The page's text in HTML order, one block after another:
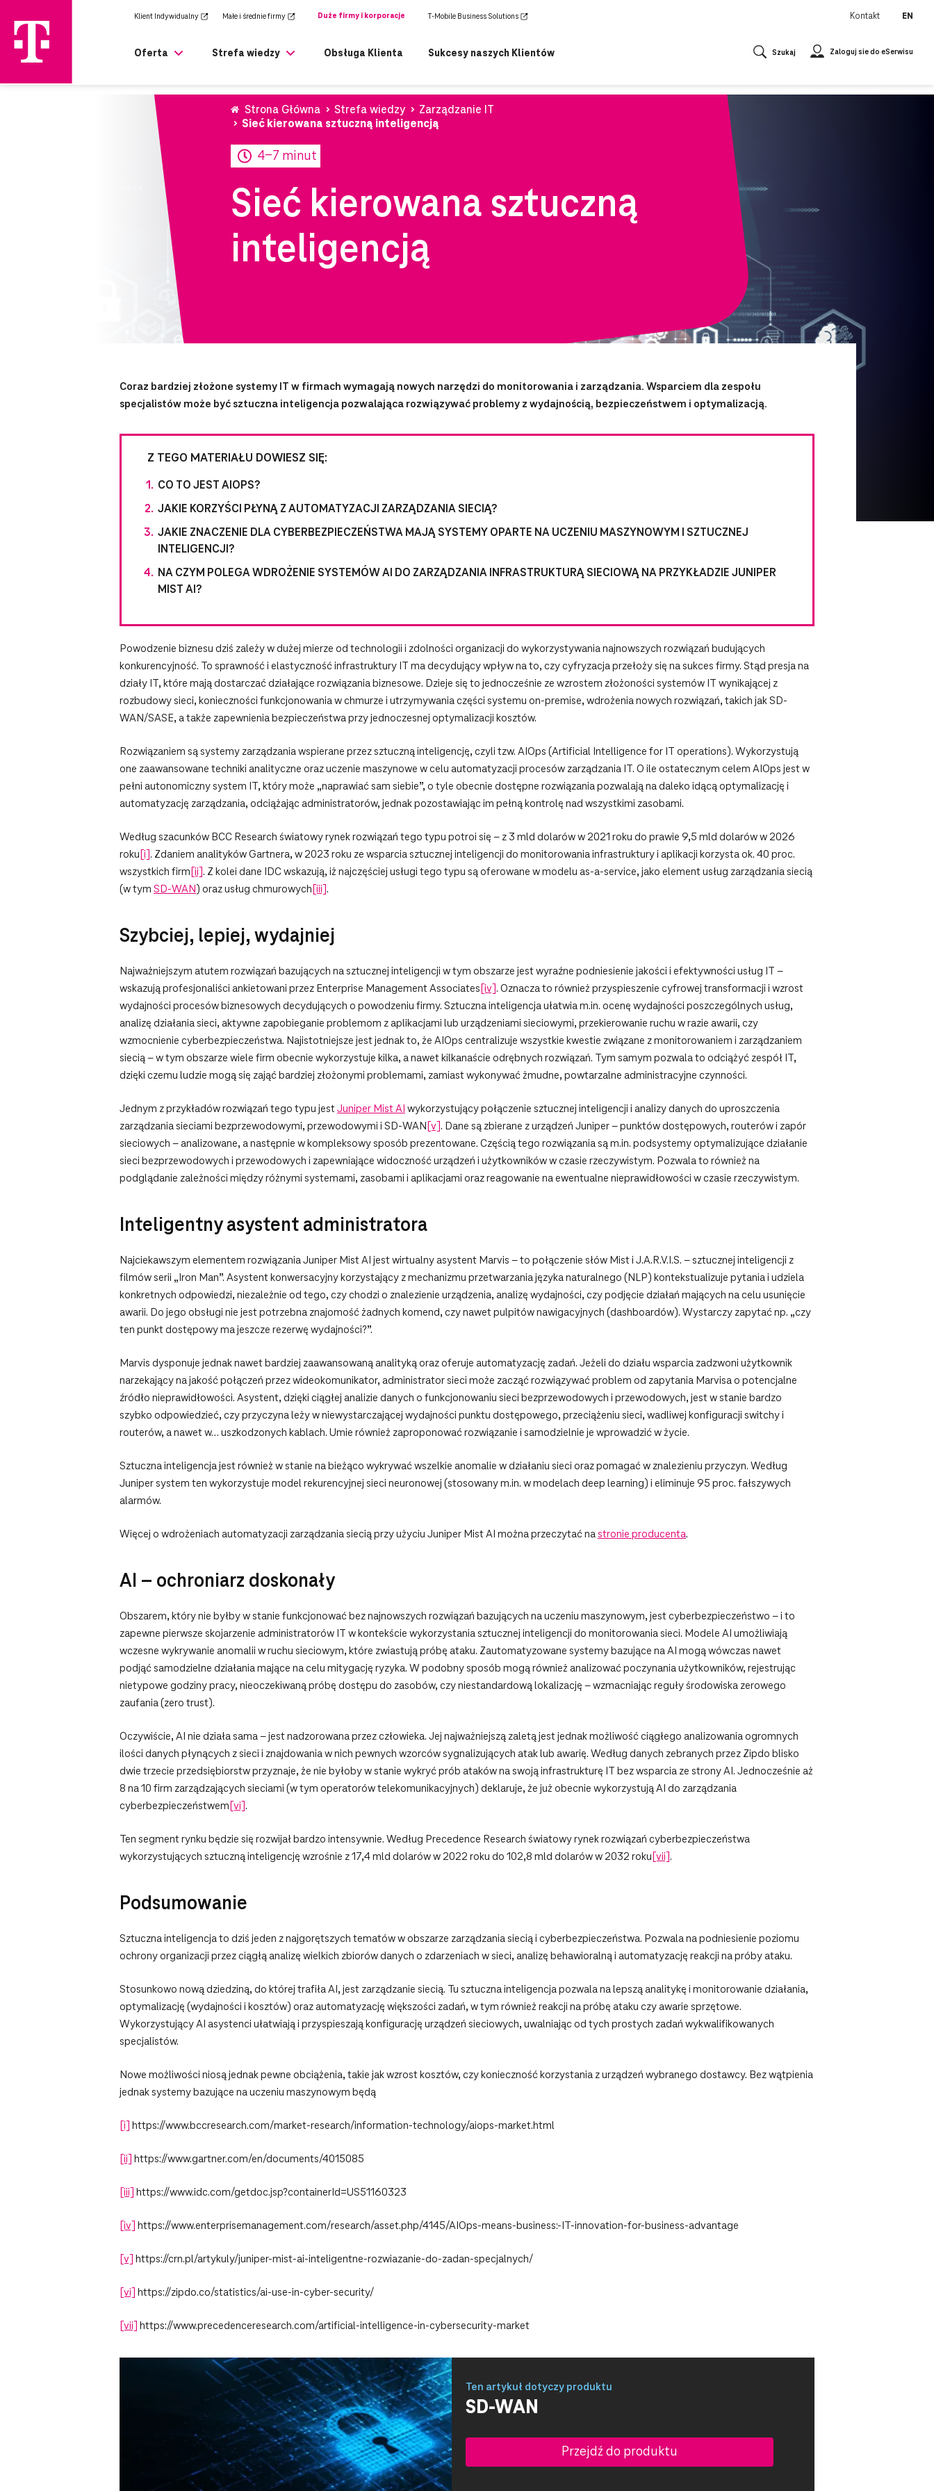
Klient Indywidualny Małe i średnie firmy Duże firmy i korporacje T-Mobile Business Solutions Kontakt EN
Oferta Strefa wiedzy Obsługa Klienta Sukcesy naszych Klientów Szukaj Zaloguj sie do eSerwisu
Strona Główna Strefa wiedzy
Zarządzanie IT
Sieć kierowana sztuczną inteligencją
4-7 minut
Sieć kierowana sztuczną
inteligencją
Coraz bardziej złożone systemy IT w firmach wymagają nowych narzędzi do monitorowania i zarządzania. Wsparciem dla zespołu
specjalistów może być sztuczna inteligencja pozwalająca rozwiązywać problemy z wydajnością, bezpieczeństwem i optymalizacją.
Z TEGO MATERIAŁU DOWIESZ SIĘ:
CO TO JEST AIOPS?
JAKIE KORZYŚCI PŁYNĄ Z AUTOMATYZACJI ZARZĄDZANIA SIECIĄ?
JAKIE ZNACZENIE DLA CYBERBEZPIECZEŃSTWA MAJĄ SYSTEMY OPARTE NA UCZENIU MASZYNOWYM I SZTUCZNEJ
INTELIGENCJI?
NA CZYM POLEGA WDROŻENIE SYSTEMÓW AI DO ZARZĄDZANIA INFRASTRUKTURĄ SIECIOWĄ NA PRZYKŁADZIE JUNIPER
MIST AI?
Powodzenie biznesu dziś zależy w dużej mierze od technologii i zdolności organizacji do wykorzystywania najnowszych rozwiązań budujących
konkurencyjność. To sprawność i elastyczność infrastruktury IT ma decydujący wpływ na to, czy cyfryzacja przełoży się na sukces firmy. Stąd presja na
działy IT, które mają dostarczać działające rozwiązania biznesowe. Dzieje się to jednocześnie ze wzrostem złożoności systemów IT wynikającej z
rozbudowy sieci, konieczności funkcjonowania w chmurze i utrzymywania części systemu on-premise, wdrożenia nowych rozwiązań, takich jak SD-
WAN/SASE, a także zapewnienia bezpieczeństwa przy jednoczesnej optymalizacji kosztów.
Rozwiązaniem są systemy zarządzania wspierane przez sztuczną inteligencję, czyli tzw. AIOps (Artificial Intelligence for IT operations). Wykorzystują
one zaawansowane techniki analityczne oraz uczenie maszynowe w celu automatyzacji procesów zarządzania IT. O ile ostatecznym celem AIOps jest w
pełni autonomiczny system IT, który może „naprawiać sam siebie”, o tyle obecnie dostępne rozwiązania pozwalają na daleko idącą optymalizację i
automatyzację zarządzania, odciążając administratorów, jednak pozostawiając im pełną kontrolę nad wszystkimi zasobami.
Według szacunków BCC Research światowy rynek rozwiązań tego typu potroi się – z 3 mld dolarów w 2021 roku do prawie 9,5 mld dolarów w 2026
roku [i] . Zdaniem analityków Gartnera, w 2023 roku ze wsparcia sztucznej inteligencji do monitorowania infrastruktury i aplikacji korzysta ok. 40 proc.
wszystkich firm [ii] . Z kolei dane IDC wskazują, iż najczęściej usługi tego typu są oferowane w modelu as-a-service, jako element usług zarządzania siecią
(w tym SD-WAN ) oraz usług chmurowych [iii] .
Szybciej, lepiej, wydajniej
Najważniejszym atutem rozwiązań bazujących na sztucznej inteligencji w tym obszarze jest wyraźne podniesienie jakości i efektywności usług IT –
wskazują profesjonaliści ankietowani przez Enterprise Management Associates [iv] . Oznacza to również przyspieszenie cyfrowej transformacji i wzrost
wydajności procesów biznesowych decydujących o powodzeniu firmy. Sztuczna inteligencja ułatwia m.in. ocenę wydajności poszczególnych usług,
analizę działania sieci, aktywne zapobieganie problemom z aplikacjami lub urządzeniami sieciowymi, przekierowanie ruchu w razie awarii, czy
wzmocnienie cyberbezpieczeństwa. Najistotniejsze jest jednak to, że AIOps centralizuje wszystkie kwestie związane z monitorowaniem i zarządzaniem
siecią – w tym obszarze wiele firm obecnie wykorzystuje kilka, a nawet kilkanaście odrębnych rozwiązań. Tym samym pozwala to odciążyć zespół IT,
dzięki czemu ludzie mogą się zająć bardziej złożonymi problemami, zamiast wykonywać żmudne, powtarzalne administracyjne czynności.
Jednym z przykładów rozwiązań tego typu jestJuniper Mist AI wykorzystujący połączenie sztucznej inteligencji i analizy danych do uproszczenia
zarządzania sieciami bezprzewodowymi, przewodowymi i SD-WAN [v] . Dane są zbierane z urządzeń Juniper – punktów dostępowych, routerów i zapór
sieciowych – analizowane, a następnie w kompleksowy sposób prezentowane. Częścią tego rozwiązania są m.in. podsystemy optymalizujące działanie
sieci bezprzewodowych i przewodowych i zapewniające widoczność urządzeń i użytkowników w czasie rzeczywistym. Pozwala to również na
podglądanie zależności między różnymi systemami, zasobami i aplikacjami oraz reagowanie na ewentualne nieprawidłowości w czasie rzeczywistym.
Inteligentny asystent administratora
Najciekawszym elementem rozwiązania Juniper Mist AI jest wirtualny asystent Marvis – to połączenie słów Mist i J.A.R.V.I.S. – sztucznej inteligencji z
filmów serii „Iron Man”. Asystent konwersacyjny korzystający z mechanizmu przetwarzania języka naturalnego (NLP) kontekstualizuje pytania i udziela
konkretnych odpowiedzi, niezależnie od tego, czy chodzi o znalezienie urządzenia, analizę wydajności, czy podjęcie działań mających na celu usunięcie
awarii. Do jego obsługi nie jest potrzebna znajomość żadnych komend, czy nawet pulpitów nawigacyjnych (dashboardów). Wystarczy zapytać np. „czy
ten punkt dostępowy ma jeszcze rezerwę wydajności?”.
Marvis dysponuje jednak nawet bardziej zaawansowaną analityką oraz oferuje automatyzację zadań. Jeżeli do działu wsparcia zadzwoni użytkownik
narzekający na jakość połączeń przez wideokomunikator, administrator sieci może zacząć rozwiązywać problem od zapytania Marvisa o potencjalne
źródło nieprawidłowości. Asystent, dzięki ciągłej analizie danych o funkcjonowaniu sieci bezprzewodowych i przewodowych, jest w stanie bardzo
szybko odpowiedzieć, czy przyczyna leży w niewystarczającej wydajności punktu dostępowego, przeciążeniu sieci, wadliwej konfiguracji switchy i
routerów, a nawet w… uszkodzonych kablach. Umie również zaproponować rozwiązanie i samodzielnie je wprowadzić w życie.
Sztuczna inteligencja jest również w stanie na bieżąco wykrywać wszelkie anomalie w działaniu sieci oraz pomagać w znalezieniu przyczyn. Według
Juniper system ten wykorzystuje model rekurencyjnej sieci neuronowej (stosowany m.in. w modelach deep learning) i eliminuje 95 proc. fałszywych
alarmów.
Więcej o wdrożeniach automatyzacji zarządzania siecią przy użyciu Juniper Mist AI można przeczytać nastronie producenta.
AI – ochroniarz doskonały
Obszarem, który nie byłby w stanie funkcjonować bez najnowszych rozwiązań bazujących na uczeniu maszynowym, jest cyberbezpieczeństwo – i to
zapewne pierwsze skojarzenie administratorów IT w kontekście wykorzystania sztucznej inteligencji do monitorowania sieci. Modele AI umożliwiają
wczesne wykrywanie anomalii w ruchu sieciowym, które zwiastują próbę ataku. Zautomatyzowane systemy bazujące na AI mogą wówczas nawet
podjąć samodzielne działania mające na celu mitygację ryzyka. W podobny sposób mogą również analizować poczynania użytkowników, rejestrując
nietypowe godziny pracy, nieoczekiwaną próbę dostępu do zasobów, czy niestandardową lokalizację – wzmacniając reguły środowiska zerowego
zaufania (zero trust).
Oczywiście, AI nie działa sama – jest nadzorowana przez człowieka. Jej najważniejszą zaletą jest jednak możliwość ciągłego analizowania ogromnych
ilości danych płynących z sieci i znajdowania w nich pewnych wzorców sygnalizujących atak lub awarię. Według danych zebranych przez Zipdo blisko
dwie trzecie przedsiębiorstw przyznaje, że nie byłoby w stanie wykryć prób ataków na swoją infrastrukturę IT bez wsparcia ze strony AI. Jednocześnie aż
8 na 10 firm zarządzających sieciami (w tym operatorów telekomunikacyjnych) deklaruje, że już obecnie wykorzystują AI do zarządzania
cyberbezpieczeństwem [vi] .
Ten segment rynku będzie się rozwijał bardzo intensywnie. Według Precedence Research światowy rynek rozwiązań cyberbezpieczeństwa
wykorzystujących sztuczną inteligencję wzrośnie z 17,4 mld dolarów w 2022 roku do 102,8 mld dolarów w 2032 roku [vii] .
Podsumowanie
Sztuczna inteligencja to dziś jeden z najgorętszych tematów w obszarze zarządzania siecią i cyberbezpieczeństwa. Pozwala na podniesienie poziomu
ochrony organizacji przez ciągłą analizę wielkich zbiorów danych o zdarzeniach w sieci, analizę behawioralną i automatyzację reakcji na próby ataku.
Stosunkowo nową dziedziną, do której trafiła AI, jest zarządzanie siecią. Tu sztuczna inteligencja pozwala na lepszą analitykę i monitorowanie działania,
optymalizację (wydajności i kosztów) oraz automatyzację większości zadań, w tym również reakcji na próbę ataku czy awarie sprzętowe.
Wykorzystujący AI asystenci ułatwiają i przyspieszają konfigurację urządzeń sieciowych, uwalniając od tych prostych zadań wykwalifikowanych
specjalistów.
Nowe możliwości niosą jednak pewne obciążenia, takie jak wzrost kosztów, czy konieczność korzystania z urządzeń wybranego dostawcy. Bez wątpienia
jednak systemy bazujące na uczeniu maszynowym będą
[i] https://www.bccresearch.com/market-research/information-technology/aiops-market.html
[ii] https://www.gartner.com/en/documents/4015085
[iii] https://www.idc.com/getdoc.jsp?containerId=US51160323
[iv] https://www.enterprisemanagement.com/research/asset.php/4145/AIOps-means-business:-IT-innovation-for-business-advantage
[v] https://crn.pl/artykuly/juniper-mist-ai-inteligentne-rozwiazanie-do-zadan-specjalnych/
[vi] https://zipdo.co/statistics/ai-use-in-cyber-security/
[vii] https://www.precedenceresearch.com/artificial-intelligence-in-cybersecurity-market
Ten artykuł dotyczy produktu
SD-WAN
Przejdź do produktu